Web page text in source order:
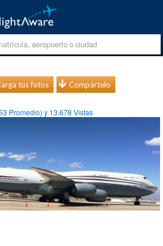
tus fotos Compártelo
Promedio) y 13.678 Vistas